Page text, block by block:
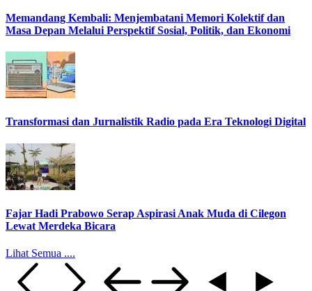
Memandang Kembali: Menjembatani Memori Kolektif dan
Masa Depan Melalui Perspektif Sosial, Politik, dan Ekonomi
Transformasi dan Jurnalistik Radio pada Era Teknologi Digital
Fajar Hadi Prabowo Serap Aspirasi Anak Muda di Cilegon
Lewat Merdeka Bicara
Lihat Semua ....